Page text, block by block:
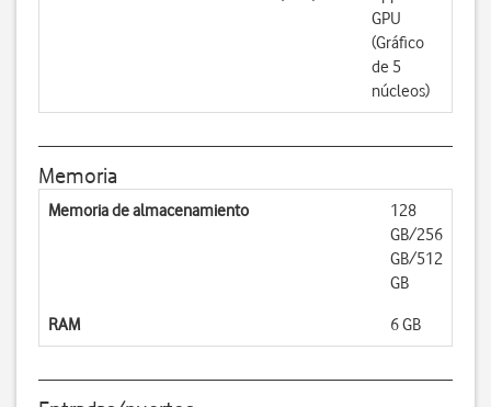
GPU
(Gráfico
de 5
núcleos)
Memoria
Memoria de almacenamiento
128
GB/256
GB/512
GB
RAM 6 GB